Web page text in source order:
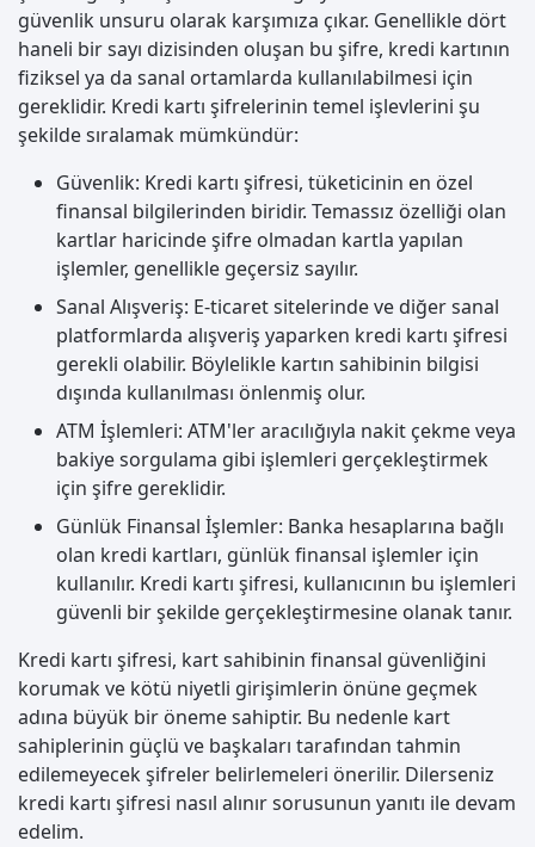
güvenlik unsuru olarak karşımıza çıkar. Genellikle dört
haneli bir sayı dizisinden oluşan bu şifre, kredi kartının
fiziksel ya da sanal ortamlarda kullanılabilmesi için
gereklidir. Kredi kartı şifrelerinin temel işlevlerini şu
şekilde sıralamak mümkündür:
Güvenlik: Kredi kartı şifresi, tüketicinin en özel
finansal bilgilerinden biridir. Temassız özelliği olan
kartlar haricinde şifre olmadan kartla yapılan
işlemler, genellikle geçersiz sayılır.
Sanal Alışveriş: E-ticaret sitelerinde ve diğer sanal
platformlarda alışveriş yaparken kredi kartı şifresi
gerekli olabilir. Böylelikle kartın sahibinin bilgisi
dışında kullanılması önlenmiş olur.
ATM İşlemleri: ATM'ler aracılığıyla nakit çekme veya
bakiye sorgulama gibi işlemleri gerçekleştirmek
için şifre gereklidir.
Günlük Finansal İşlemler: Banka hesaplarına bağlı
olan kredi kartları, günlük finansal işlemler için
kullanılır. Kredi kartı şifresi, kullanıcının bu işlemleri
güvenli bir şekilde gerçekleştirmesine olanak tanır.
Kredi kartı şifresi, kart sahibinin finansal güvenliğini
korumak ve kötü niyetli girişimlerin önüne geçmek
adına büyük bir öneme sahiptir. Bu nedenle kart
sahiplerinin güçlü ve başkaları tarafından tahmin
edilemeyecek şifreler belirlemeleri önerilir. Dilerseniz
kredi kartı şifresi nasıl alınır sorusunun yanıtı ile devam
edelim.